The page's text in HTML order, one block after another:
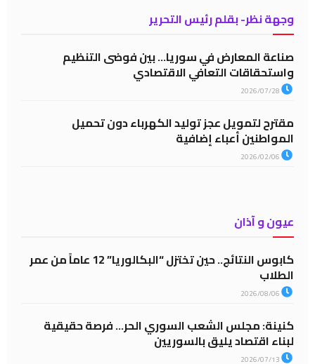
وجهة نظر- بقلم رئيس التحرير
صناعة المعارض في سوريا… بين فوضى التنظيم
واستحقاقات التعافي الاقتصادي
مقترح لتمويل عجز توليد الكهرباء دون تحميل
المواطنين أعباء إضافية
عيون و آذان
كابوس النتائج.. حين تختزل “البكالوريا” 12 عاماً من عمر
الطلاب
كنينة: مجلس الشعب السوري الحر… فرصة حقيقية
لبناء اقتصاد يليق بالسوريين